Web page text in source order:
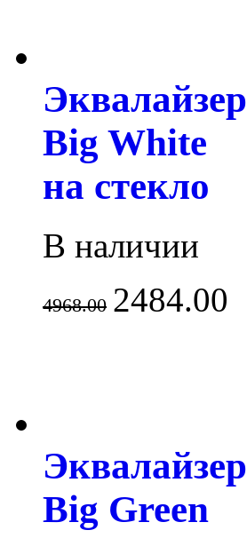
Эквалайзер
Big White
на стекло
В наличии
4968.00 2484.00
Эквалайзер
Big Green